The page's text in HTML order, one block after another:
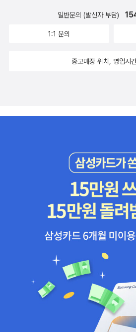
찢겨 있었지 / 당신은 나를 보고 나는 당
위를 흐르던 피 때문에 / 하지만 당신의
않다고 / 그건 고통 / 똑바로 잘려 내려가 /
중 ‘origin of love’의 아름다운 노랫말이
파네스의 이야기에서 나왔다는 건 이미 우
기. 이건 분명 일반적인 의미와 바르트적인
지만, 나는 다시 바르트를 인용한다. “완전한 결합에의 꿈. 사람들은
그 꿈이 불가능하다고 말하지만, 그렇지만
코 포기하지 않는다. “아테네의 묘비 위에
묘비 대신에 손을 잡고 있는 부부가 서로
져 있다. 제삼의 힘만이 파기할 수 있는 계
그것이 여기 ‘당신 없이는 나 또한 더 이상
완성하는 장례이다.” 나는 바로 이 재현된
찾는다. 나는 그것이 죽음을 피할 수 없기
유일한 형태가 불멸이다).” (325~326p, '결합‘ 중
은 책 : • 사랑의 역사 • Love and Other
일반문의 (발신자 부담)
1:1 문의
중고매장 위치, 영업시